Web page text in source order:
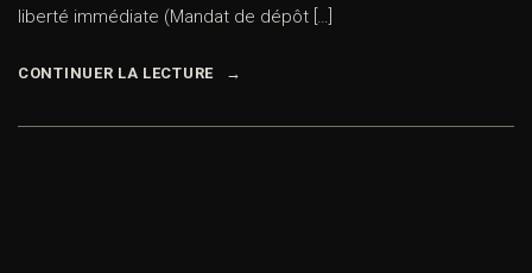
liberté immédiate (Mandat de dépôt […]
CONTINUER LA LECTURE